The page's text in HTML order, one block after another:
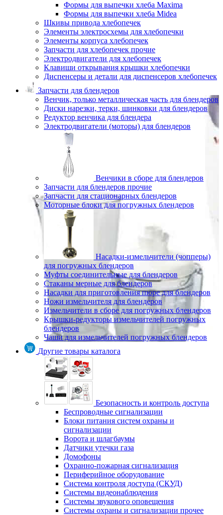
Формы для выпечки хлеба Maxima
Формы для выпечки хлеба Midea
Шкивы привода хлебопечек
Элементы электросхемы для хлебопечки
Элементы корпуса хлебопечек
Запчасти для хлебопечек прочие
Электродвигатели для хлебопечек
Клавиши открывания крышки хлебопечки
Диспенсеры и детали для диспенсеров хлебопечек
Запчасти для блендеров
Венчик, только металлическая часть для блендеров
Диски нарезки, терки, шинковки для блендеров
Редуктор венчика для блендера
Электродвигатели (моторы) для блендеров
Венчики в сборе для блендеров
Запчасти для блендеров прочие
Запчасти для стационарных блендеров
Моторные блоки для погружных блендеров
Насадки-измельчители (чопперы)
для погружных блендеров
Муфты соединительные для блендеров
Стаканы мерные для блендеров
Насадки для приготовления пюре для блендеров
Ножи измельчителя для блендеров
Измельчители в сборе для погружных блендеров
Крышки-редукторы измельчителей погружных
блендеров
Чаши для измельчителей погружных блендеров
Другие товары каталога
Безопасность и контроль доступа
Беспроводные сигнализации
Блоки питания систем охраны и
сигнализации
Ворота и шлагбаумы
Датчики утечки газа
Домофоны
Охранно-пожарная сигнализация
Периферийное оборудование
Система контроля доступа (СКУД)
Системы видеонаблюдения
Системы звукового оповещения
Системы охраны и сигнализации прочее